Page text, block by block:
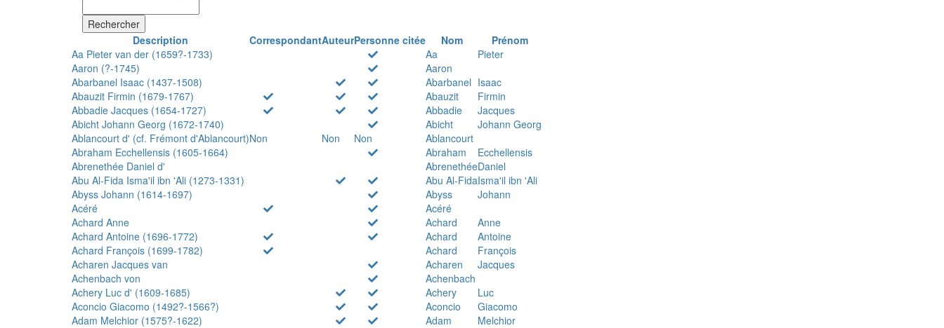
Rechercher
Description
CorrespondantAuteurPersonne citée Nom
Prénom
Aa Pieter van der (1659?-1733)
Aa
Pieter
Aaron (?-1745)
Aaron
Abarbanel Isaac (1437-1508)
Abarbanel Isaac
Abauzit Firmin (1679-1767)
Abauzit
Firmin
Abbadie Jacques (1654-1727)
Abbadie
Jacques
Abicht Johann Georg (1672-1740)
Abicht
Johann Georg
Ablancourt d' (cf. Frémont d'Ablancourt)Non Non Non
Ablancourt
Abraham Ecchellensis (1605-1664)
Abraham
Ecchellensis
Abrenethée Daniel d'
AbrenethéeDaniel
Abu Al-Fida Isma'il ibn 'Ali (1273-1331)
Abu Al-FidaIsma'il ibn 'Ali
Abyss Johann (1614-1697)
Abyss
Johann
Acéré
Acéré
Achard Anne
Achard
Anne
Achard Antoine (1696-1772)
Achard
Antoine
Achard François (1699-1782)
Achard
François
Acharen Jacques van
Acharen
Jacques
Achenbach von
Achenbach
Achery Luc d' (1609-1685)
Achery
Luc
Aconcio Giacomo (1492?-1566?)
Aconcio
Giacomo
Adam Melchior (1575?-1622)
Adam
Melchior